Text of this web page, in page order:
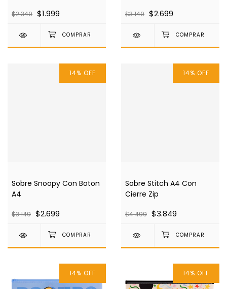
$2.349 $1.999 $3.149 $2.699
14% OFF
Sobre Snoopy Con Boton
A4
$3.149 $2.699
14% OFF
Sobre Stitch A4 Con
Cierre Zip
$4.499 $3.849
14% OFF 14% OFF